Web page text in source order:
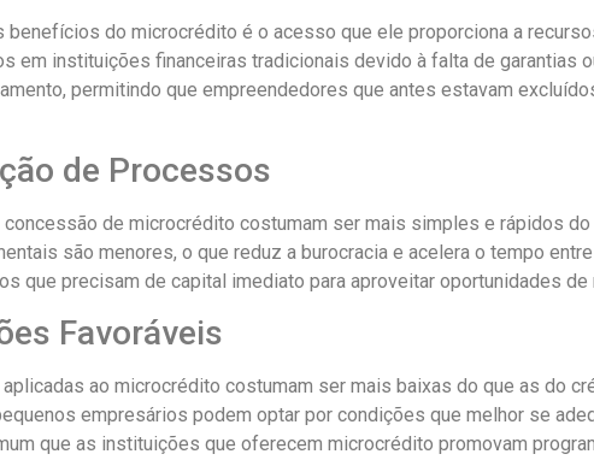
benefícios do microcrédito é o acesso que ele proporciona a
em instituições financeiras tradicionais devido à falta de garantias
permitindo que empreendedores que antes estavam
de Processos
de microcrédito costumam ser mais simples e rápidos
são menores, o que reduz a burocracia e acelera o tempo
que precisam de capital imediato para aproveitar oportunidades de
Favoráveis
ao microcrédito costumam ser mais baixas do que as do
empresários podem optar por condições que melhor se
que as instituições que oferecem microcrédito promovam